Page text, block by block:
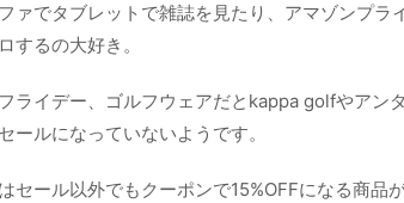
ァでタブレットで雑誌を見たり、アマゾンプラ
するの大好き。
ライデー、ゴルフウェアだとkappa golfやアン
ールになっていないようです。
セール以外でもクーポンで15%OFFになる商品